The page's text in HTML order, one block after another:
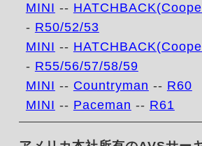
MINI --
- R50/52/53
MINI --
- R55/56/57/58/59
MINI -- Countryman -- R60
MINI -- Paceman -- R61